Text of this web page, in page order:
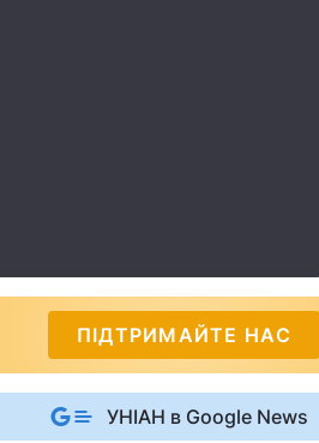
ПІДТРИМАЙТЕ НАС
УНІАН в Google News